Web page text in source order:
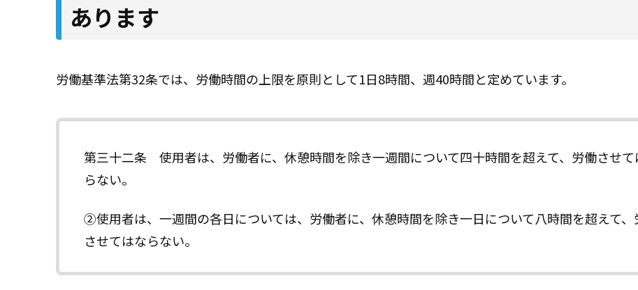
あります
労働基準法第32条では、労働時間の上限を原則として1日8時間、週40時間と定めています。
第三十二条 使用者は、労働者に、休憩時間を除き一週間について四十時間を超えて、労働させて
らない。
②使用者は、一週間の各日については、労働者に、休憩時間を除き一日について八時間を超えて、
させてはならない。